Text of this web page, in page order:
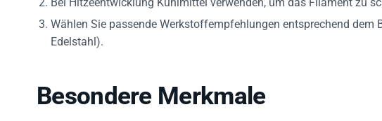
Wählen Sie passende Werkstoffempfehlungen entsprechend dem
Edelstahl).
Besondere Merkmale